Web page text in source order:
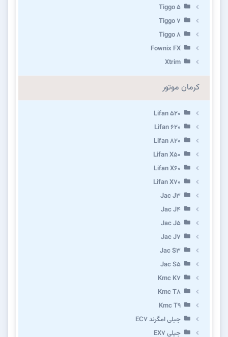
Tiggo 5
Tiggo 7
Tiggo 8
Fownix FX
Xtrim
کرمان موتور
Lifan 520
Lifan 620
Lifan 820
Lifan X50
Lifan X60
Lifan X70
Jac J3
Jac J4
Jac J5
Jac J7
Jac S3
Jac S5
Kmc K7
Kmc T8
Kmc T9
جیلی امگرند EC7
جیلی EX7